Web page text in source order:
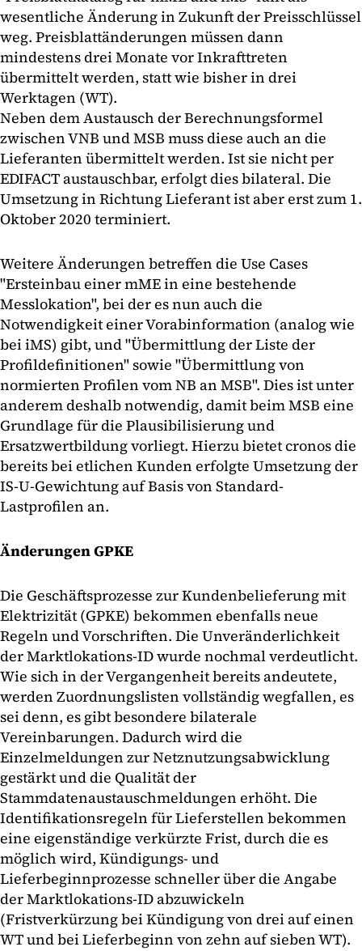
wesentliche Änderung in Zukunft der Preisschlüssel
weg. Preisblattänderungen müssen dann
mindestens drei Monate vor Inkrafttreten
übermittelt werden, statt wie bisher in drei
Werktagen (WT).
Neben dem Austausch der Berechnungsformel
zwischen VNB und MSB muss diese auch an die
Lieferanten übermittelt werden. Ist sie nicht per
EDIFACT austauschbar, erfolgt dies bilateral. Die
Umsetzung in Richtung Lieferant ist aber erst zum 1.
Oktober 2020 terminiert.
Weitere Änderungen betreffen die Use Cases
"Ersteinbau einer mME in eine bestehende
Messlokation", bei der es nun auch die
Notwendigkeit einer Vorabinformation (analog wie
bei iMS) gibt, und "Übermittlung der Liste der
Profildefinitionen" sowie "Übermittlung von
normierten Profilen vom NB an MSB". Dies ist unter
anderem deshalb notwendig, damit beim MSB eine
Grundlage für die Plausibilisierung und
Ersatzwertbildung vorliegt. Hierzu bietet cronos die
bereits bei etlichen Kunden erfolgte Umsetzung der
IS-U-Gewichtung auf Basis von Standard-
Lastprofilen an.
Änderungen GPKE
Die Geschäftsprozesse zur Kundenbelieferung mit
Elektrizität (GPKE) bekommen ebenfalls neue
Regeln und Vorschriften. Die Unveränderlichkeit
der Marktlokations-ID wurde nochmal verdeutlicht.
Wie sich in der Vergangenheit bereits andeutete,
werden Zuordnungslisten vollständig wegfallen, es
sei denn, es gibt besondere bilaterale
Vereinbarungen. Dadurch wird die
Einzelmeldungen zur Netznutzungsabwicklung
gestärkt und die Qualität der
Stammdatenaustauschmeldungen erhöht. Die
Identifikationsregeln für Lieferstellen bekommen
eine eigenständige verkürzte Frist, durch die es
möglich wird, Kündigungs- und
Lieferbeginnprozesse schneller über die Angabe
der Marktlokations-ID abzuwickeln
(Fristverkürzung bei Kündigung von drei auf einen
WT und bei Lieferbeginn von zehn auf sieben WT).